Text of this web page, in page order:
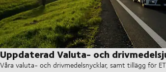
Uppdaterad Valuta- och
Våra valuta- och drivmedelsnycklar, samt tillägg för